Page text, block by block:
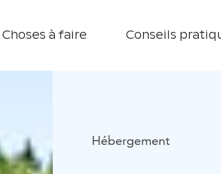
Choses à faire Conseils
Hébergement